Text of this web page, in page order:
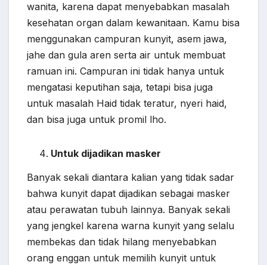
wanita, karena dapat menyebabkan masalah
kesehatan organ dalam kewanitaan. Kamu bisa
menggunakan campuran kunyit, asem jawa,
jahe dan gula aren serta air untuk membuat
ramuan ini. Campuran ini tidak hanya untuk
mengatasi keputihan saja, tetapi bisa juga
untuk masalah Haid tidak teratur, nyeri haid,
dan bisa juga untuk promil lho.
Untuk dijadikan masker
Banyak sekali diantara kalian yang tidak sadar
bahwa kunyit dapat dijadikan sebagai masker
atau perawatan tubuh lainnya. Banyak sekali
yang jengkel karena warna kunyit yang selalu
membekas dan tidak hilang menyebabkan
orang enggan untuk memilih kunyit untuk